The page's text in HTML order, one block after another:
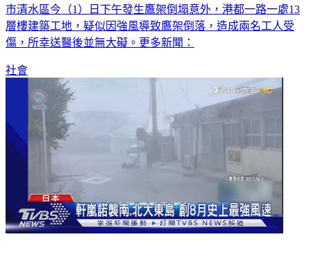
市清水區今（1）日下午發生鷹架倒塌意外，港都一路一處13
層樓建築工地，疑似因強風導致鷹架倒落，造成兩名工人受
傷，所幸送醫後並無大礙。更多新聞：
社會